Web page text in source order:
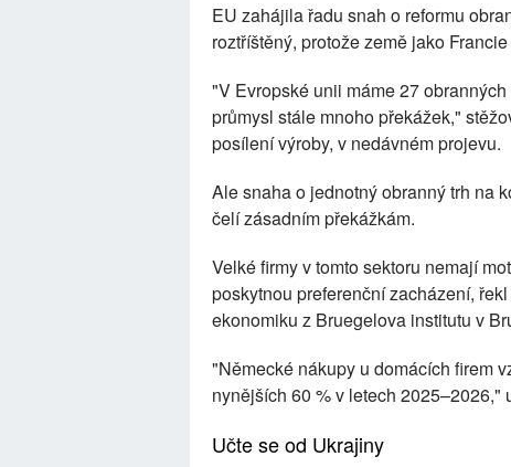
EU zahájila řadu snah o reformu
roztříštěný, protože země jako
"V Evropské unii máme 27
průmysl stále mnoho překážek,"
posílení výroby, v nedávném projevu.
Ale snaha o jednotný obranný trh na
čelí zásadním překážkám.
Velké firmy v tomto sektoru nemají
poskytnou preferenční zacházení,
ekonomiku z Bruegelova institutu v
"Německé nákupy u domácích firem
nynějších 60 % v letech 2025–2026,"
Učte se od Ukrajiny